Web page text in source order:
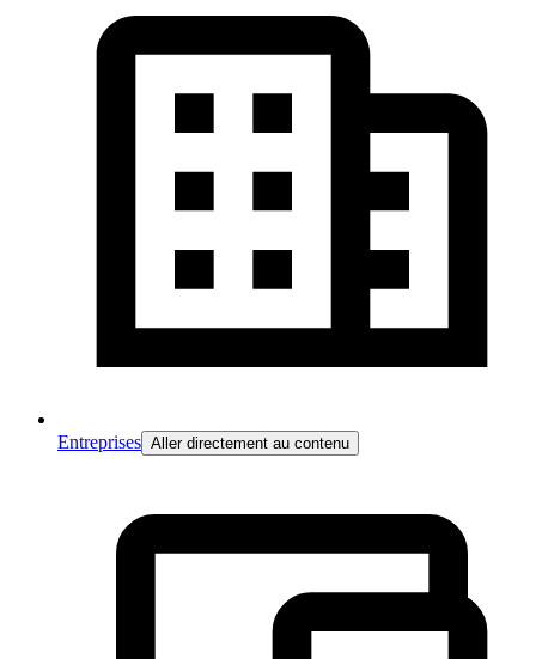
Entreprises Aller directement au contenu